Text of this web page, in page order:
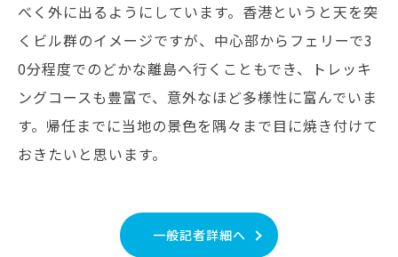
べく外に出るようにしています。香港というと天を突
くビル群のイメージですが、中心部からフェリーで3
0分程度でのどかな離島へ行くこともでき、トレッキ
ングコースも豊富で、意外なほど多様性に富んでいま
す。帰任までに当地の景色を隅々まで目に焼き付けて
おきたいと思います。
一般記者詳細へ